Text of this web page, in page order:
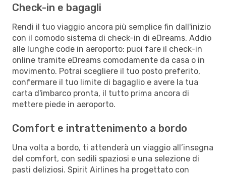
Check-in e bagagli
Rendi il tuo viaggio ancora più semplice fin dall'inizio
con il comodo sistema di check-in di eDreams. Addio
alle lunghe code in aeroporto: puoi fare il check-in
online tramite eDreams comodamente da casa o in
movimento. Potrai scegliere il tuo posto preferito,
confermare il tuo limite di bagaglio e avere la tua
carta d'imbarco pronta, il tutto prima ancora di
mettere piede in aeroporto.
Comfort e intrattenimento a bordo
Una volta a bordo, ti attenderà un viaggio all’insegna
del comfort, con sedili spaziosi e una selezione di
pasti deliziosi. Spirit Airlines ha progettato con